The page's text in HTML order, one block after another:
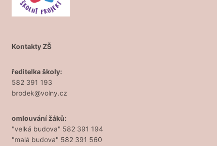
Kontakty ZŠ
ředitelka školy:
582 391 193
brodek@volny.cz
omlouvání žáků:
"velká budova" 582 391 194
"malá budova" 582 391 560